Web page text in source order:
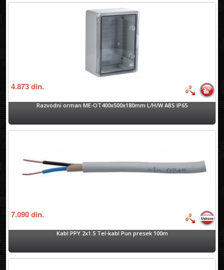
4.873din.
Razvodni orman ME-OT400x500x180mm L/H/W ABS IP65
7.090din.
Kabl PPY 2x1.5 Tel-kabl Pun presek 100m